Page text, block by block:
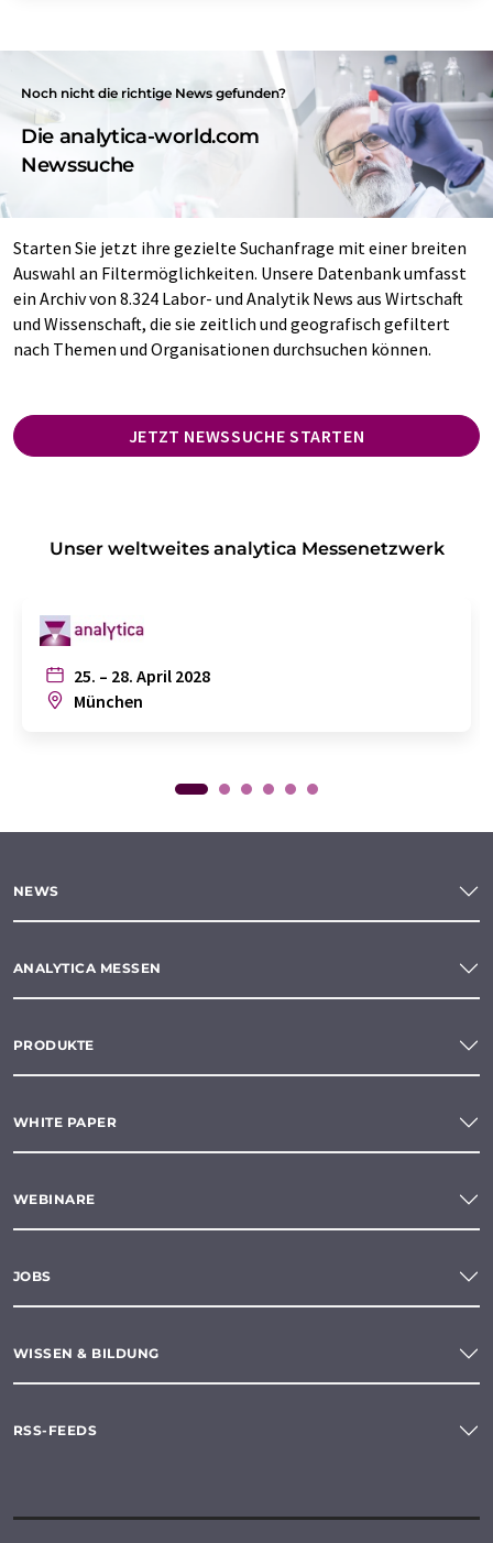
Noch nicht die richtige News gefunden?
Die analytica-world.com
Newssuche
Starten Sie jetzt ihre gezielte Suchanfrage mit einer breiten
Auswahl an Filtermöglichkeiten. Unsere Datenbank umfasst
ein Archiv von 8.324 Labor- und Analytik News aus Wirtschaft
und Wissenschaft, die sie zeitlich und geografisch gefiltert
nach Themen und Organisationen durchsuchen können.
JETZT NEWSSUCHE STARTEN
Unser weltweites analytica Messenetzwerk
25. – 28. April 2028
München
NEWS
ANALYTICA MESSEN
PRODUKTE
WHITE PAPER
WEBINARE
JOBS
WISSEN & BILDUNG
RSS-FEEDS